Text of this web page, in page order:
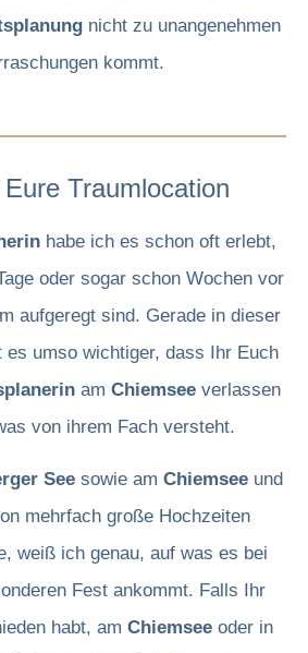
nicht zu unangenehmen
kommt.
Traumlocation
habe ich es schon oft erlebt,
oder sogar schon Wochen vor
aufgeregt sind. Gerade in dieser
es umso wichtiger, dass Ihr Euch
am Chiemsee verlassen
von ihrem Fach versteht.
Seesowie am Chiemseeund
mehrfach große Hochzeiten
weiß ich genau, auf was es bei
Fest ankommt. Falls Ihr
habt, am Chiemseeoder in